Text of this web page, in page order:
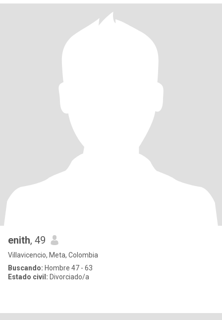
enith, 49
Villavicencio, Meta, Colombia
Buscando: Hombre 47 - 63
Estado civil: Divorciado/a